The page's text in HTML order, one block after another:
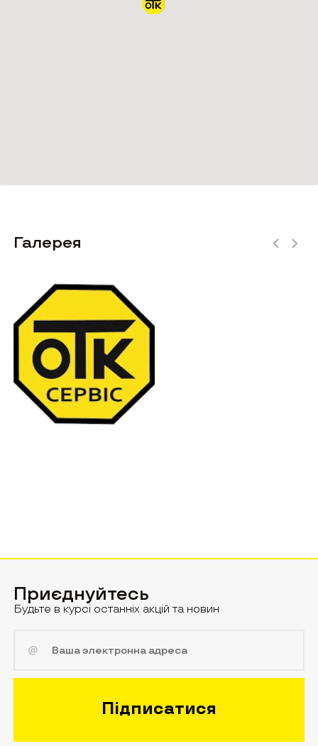
Галерея
Приєднуйтесь
Будьте в курсі останніх акцій та новин